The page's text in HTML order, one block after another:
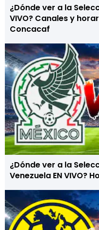
¿Dónde ver a la
VIVO? Canales y
Concacaf
¿Dónde ver a la
Venezuela EN VIVO?